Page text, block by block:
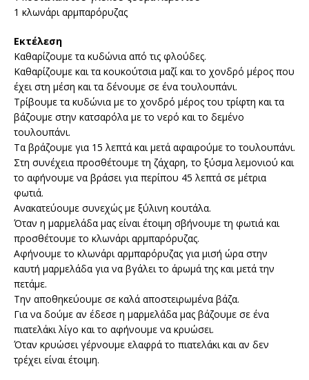
1 κλωνάρι αρμπαρόρυζας
Εκτέλεση
Καθαρίζουμε τα κυδώνια από τις φλούδες.
Καθαρίζουμε και τα κουκούτσια μαζί και το χονδρό μέρος που
έχει στη μέση και τα δένουμε σε ένα τουλουπάνι.
Τρίβουμε τα κυδώνια με το χονδρό μέρος του τρίφτη και τα
βάζουμε στην κατσαρόλα με το νερό και το δεμένο
τουλουπάνι.
Τα βράζουμε για 15 λεπτά και μετά αφαιρούμε το τουλουπάνι.
Στη συνέχεια προσθέτουμε τη ζάχαρη, το ξύσμα λεμονιού και
το αφήνουμε να βράσει για περίπου 45 λεπτά σε μέτρια
φωτιά.
Ανακατεύουμε συνεχώς με ξύλινη κουτάλα.
Όταν η μαρμελάδα μας είναι έτοιμη σβήνουμε τη φωτιά και
προσθέτουμε το κλωνάρι αρμπαρόρυζας.
Αφήνουμε το κλωνάρι αρμπαρόρυζας για μισή ώρα στην
καυτή μαρμελάδα για να βγάλει το άρωμά της και μετά την
πετάμε.
Την αποθηκεύουμε σε καλά αποστειρωμένα βάζα.
Για να δούμε αν έδεσε η μαρμελάδα μας βάζουμε σε ένα
πιατελάκι λίγο και το αφήνουμε να κρυώσει.
Όταν κρυώσει γέρνουμε ελαφρά το πιατελάκι και αν δεν
τρέχει είναι έτοιμη.